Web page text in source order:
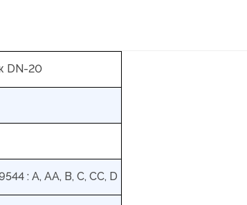
DN-20
: А, АА, В, С, СС, D